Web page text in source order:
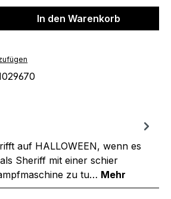
Gib den
In den Warenkorb
auf HALLOWEEN, wenn es
Sheriff mit einer schier
zu tu… Mehr